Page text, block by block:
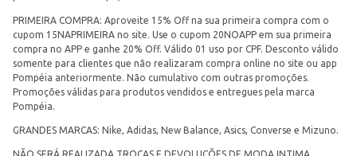
PRIMEIRA COMPRA: Aproveite 15% Off na sua primeira compra com o
cupom 15NAPRIMEIRA no site. Use o cupom 20NOAPP em sua primeira
compra no APP e ganhe 20% Off. Válido 01 uso por CPF. Desconto válido
somente para clientes que não realizaram compra online no site ou app
Pompéia anteriormente. Não cumulativo com outras promoções.
Promoções válidas para produtos vendidos e entregues pela marca
Pompéia.
GRANDES MARCAS: Nike, Adidas, New Balance, Asics, Converse e Mizuno.